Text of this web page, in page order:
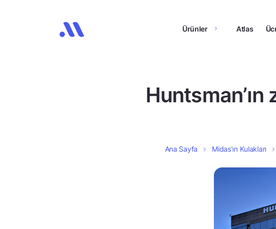
Ürünler Atlas
Ana Sayfa Midas’ın Kulakları